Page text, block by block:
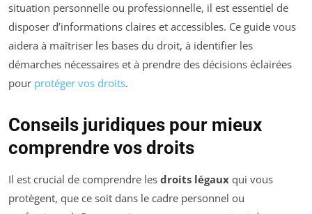
situation personnelle ou professionnelle, il est essentiel de
disposer d’informations claires et accessibles. Ce guide vous
aidera à maîtriser les bases du droit, à identifier les
démarches nécessaires et à prendre des décisions éclairées
pour protéger vos droits.
Conseils juridiques pour mieux
comprendre vos droits
Il est crucial de comprendre les droits légaux qui vous
protègent, que ce soit dans le cadre personnel ou